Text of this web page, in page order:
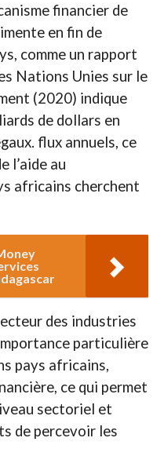
financier de
en fin de
comme un rapport
Nations Unies sur le
(2020) indique
de dollars en
flux annuels, ce
l’aide au
africains cherchent
des industries
particulière
pays africains,
ce qui permet
sectoriel et
de percevoir les